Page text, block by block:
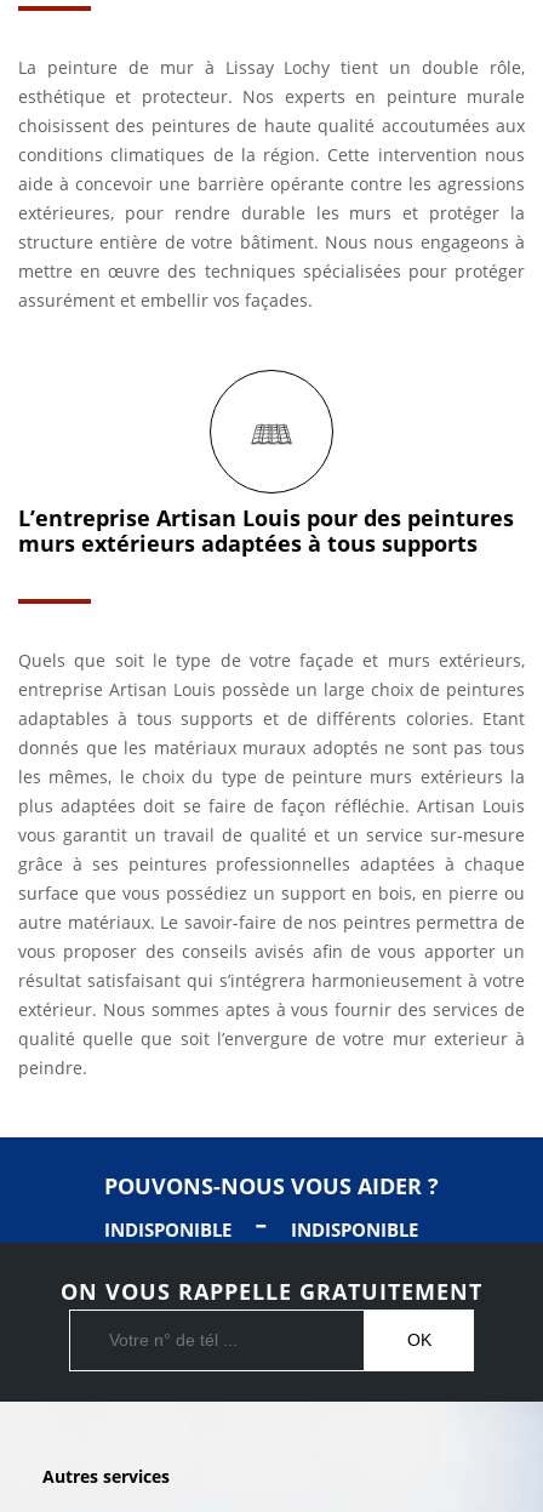
La peinture de mur à Lissay Lochy tient un double rôle,
esthétique et protecteur. Nos experts en peinture murale
choisissent des peintures de haute qualité accoutumées aux
conditions climatiques de la région. Cette intervention nous
aide à concevoir une barrière opérante contre les agressions
extérieures, pour rendre durable les murs et protéger la
structure entière de votre bâtiment. Nous nous engageons à
mettre en œuvre des techniques spécialisées pour protéger
assurément et embellir vos façades.
L’entreprise Artisan Louis pour des peintures
murs extérieurs adaptées à tous supports
Quels que soit le type de votre façade et murs extérieurs,
entreprise Artisan Louis possède un large choix de peintures
adaptables à tous supports et de différents colories. Etant
donnés que les matériaux muraux adoptés ne sont pas tous
les mêmes, le choix du type de peinture murs extérieurs la
plus adaptées doit se faire de façon réfléchie. Artisan Louis
vous garantit un travail de qualité et un service sur-mesure
grâce à ses peintures professionnelles adaptées à chaque
surface que vous possédiez un support en bois, en pierre ou
autre matériaux. Le savoir-faire de nos peintres permettra de
vous proposer des conseils avisés afin de vous apporter un
résultat satisfaisant qui s’intégrera harmonieusement à votre
extérieur. Nous sommes aptes à vous fournir des services de
qualité quelle que soit l’envergure de votre mur exterieur à
peindre.
POUVONS-NOUS VOUS AIDER ?
INDISPONIBLE - INDISPONIBLE
ON VOUS RAPPELLE GRATUITEMENT
Autres services